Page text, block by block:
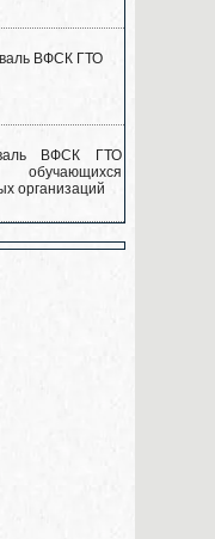
ВФСК ГТО
ВФСК ГТО
организаций